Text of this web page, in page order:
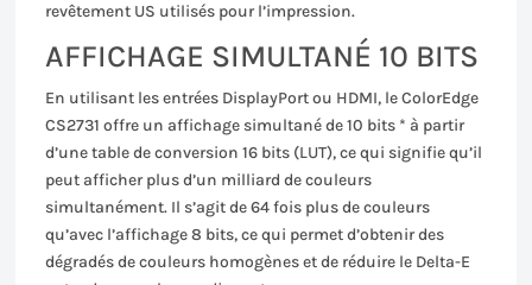
revêtement US utilisés pour l’impression.
AFFICHAGE SIMULTANÉ 10 BITS
En utilisant les entrées DisplayPort ou HDMI, le ColorEdge
CS2731 offre un affichage simultané de 10 bits * à partir
d’une table de conversion 16 bits (LUT), ce qui signifie qu’il
peut afficher plus d’un milliard de couleurs
simultanément. Il s’agit de 64 fois plus de couleurs
qu’avec l’affichage 8 bits, ce qui permet d’obtenir des
dégradés de couleurs homogènes et de réduire le Delta-E